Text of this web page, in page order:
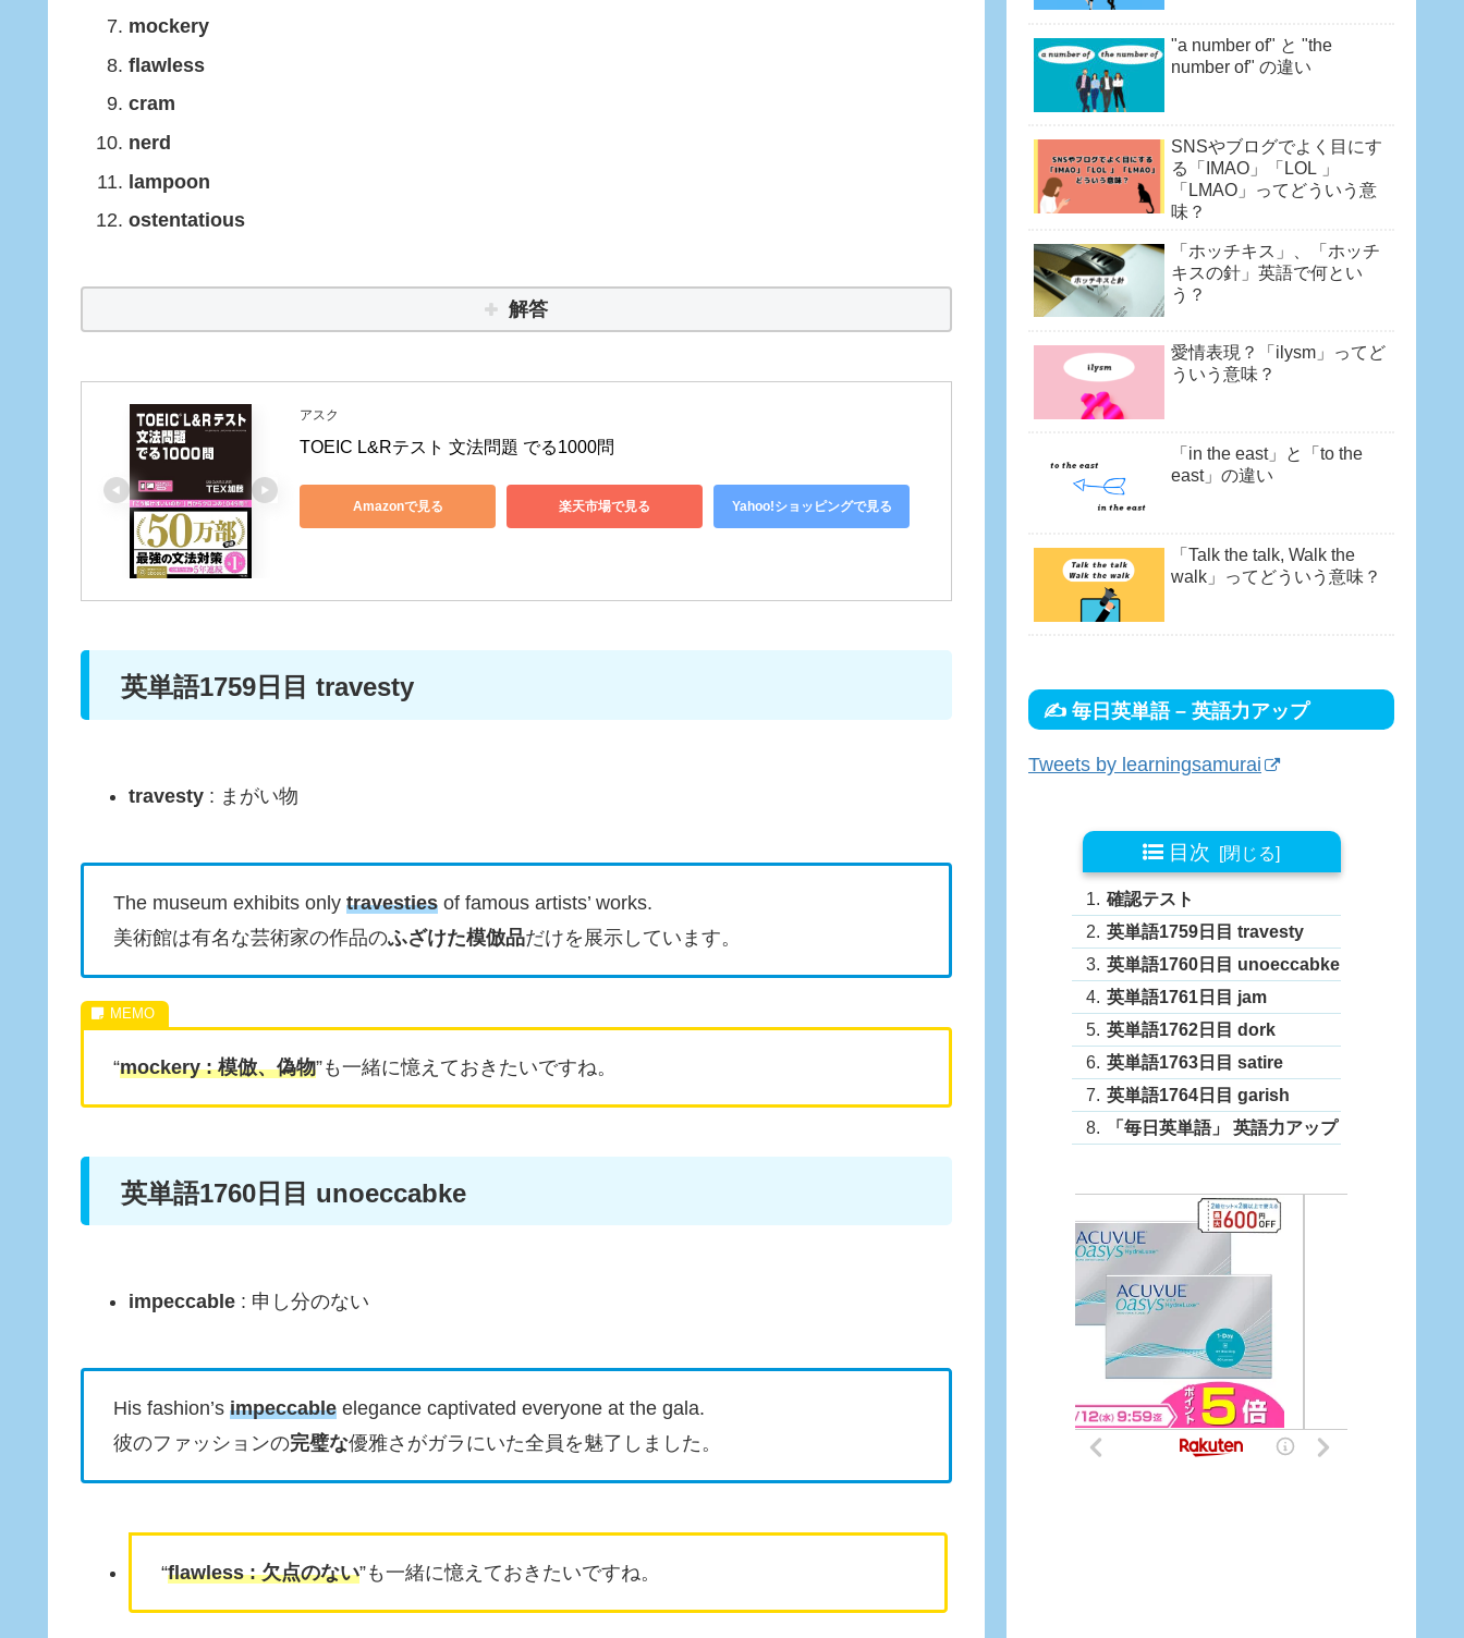
mockery
flawless
cram
nerd
lampoon
ostentatious
解答
アスク
TOEIC L&Rテスト 文法問題 でる1000問
Amazonで見る 楽天市場で見る Yahoo!ショッピングで見る
英単語1759日目 travesty
travesty: まがい物
The museum exhibits only travesties of famous artists’ works.
美術館は有名な芸術家の作品のふざけた模倣品だけを展示しています。
“mockery : 模倣、偽物”も一緒に憶えておきたいですね。
英単語1760日目 unoeccabke
impeccable: 申し分のない
His fashion’s impeccable elegance captivated everyone at the gala.
彼のファッションの完璧な優雅さがガラにいた全員を魅了しました。
“flawless : 欠点のない”も一緒に憶えておきたいですね。
"a number of" と "the
number of" の違い
SNSやブログでよく目にす
る「IMAO」「LOL 」
「LMAO」ってどういう意
味？
「ホッチキス」、「ホッチ
キスの針」英語で何とい
う？
愛情表現？「ilysm」ってど
ういう意味？
「in the east」と「to the
east」の違い
「Talk the talk, Walk the
walk」ってどういう意味？
✍ 毎日英単語 – 英語力アップ
Tweets by learningsamurai
目次
確認テスト
英単語1759日目 travesty
英単語1760日目 unoeccabke
英単語1761日目 jam
英単語1762日目 dork
英単語1763日目 satire
英単語1764日目 garish
「毎日英単語」 英語力アップ